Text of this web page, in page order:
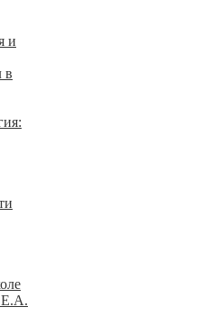
и
в
Е.А.